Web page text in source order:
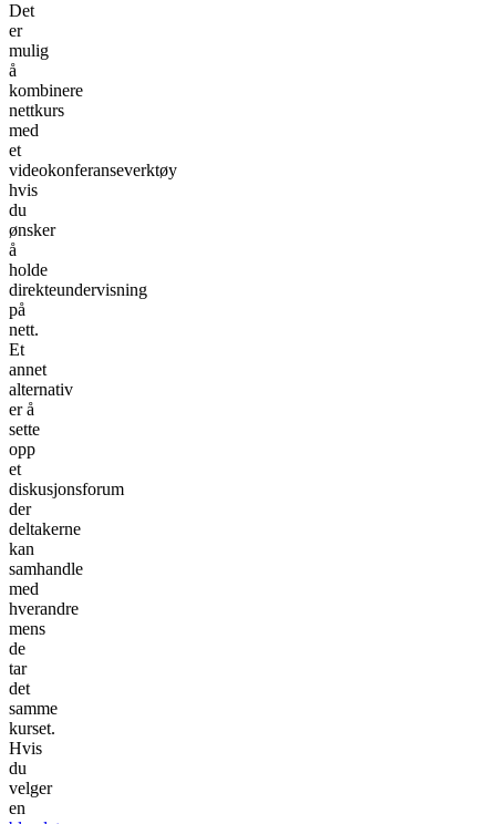
Det
er
mulig
å
kombinere
nettkurs
med
et
videokonferanseverktøy
hvis
du
ønsker
å
holde
direkteundervisning
på
nett.
Et
annet
alternativ
er å
sette
opp
et
diskusjonsforum
der
deltakerne
kan
samhandle
med
hverandre
mens
de
tar
det
samme
kurset.
Hvis
du
velger
en